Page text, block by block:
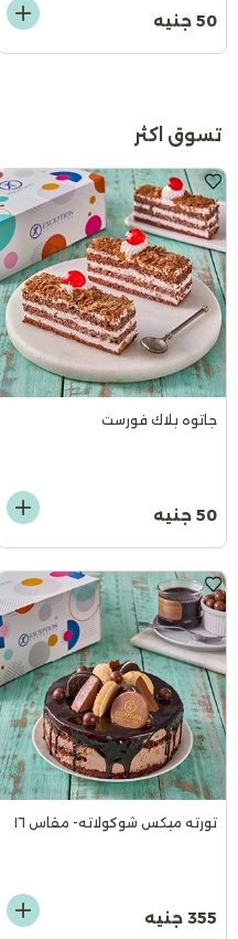
50 جنيه
تسوق اكثر
جاتوه بلاك فورست
50 جنيه
تورته ميكس شوكولاته- مقاس ١٦
355 جنيه